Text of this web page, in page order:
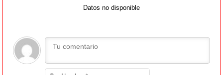
Datos no disponible